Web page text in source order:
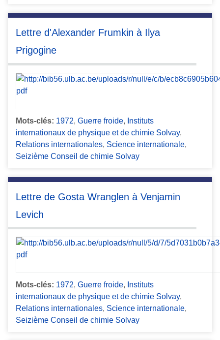
Lettre d'Alexander Frumkin à Ilya
Prigogine
Mots-clés: 1972, Guerre froide, Instituts
internationaux de physique et de chimie Solvay,
Relations internationales, Science internationale,
Seizième Conseil de chimie Solvay
Lettre de Gosta Wranglen à Venjamin
Levich
Mots-clés: 1972, Guerre froide, Instituts
internationaux de physique et de chimie Solvay,
Relations internationales, Science internationale,
Seizième Conseil de chimie Solvay